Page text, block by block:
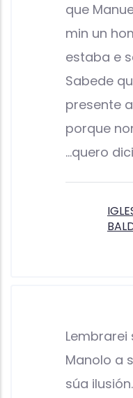
que
min un
estaba e
Sabede
presente
porque
...quero
Manolo a
súa